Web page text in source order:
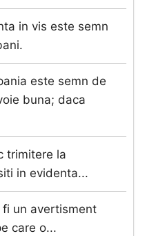
in vis este semn
este semn de
buna; daca
trimitere la
in evidenta...
un avertisment
care o...